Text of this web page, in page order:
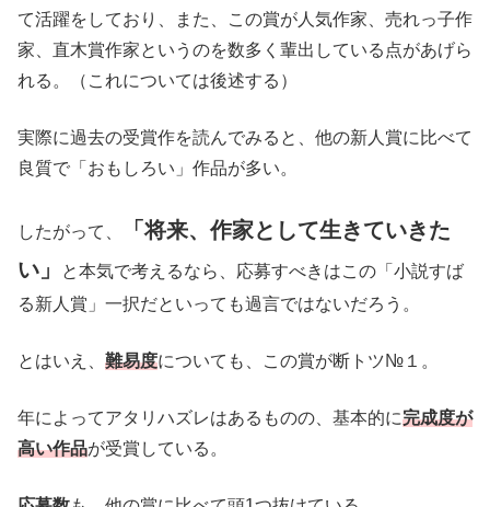
て活躍をしており、また、この賞が人気作家、売れっ子作
家、直木賞作家というのを数多く輩出している点があげら
れる。（これについては後述する）
実際に過去の受賞作を読んでみると、他の新人賞に比べて
良質で「おもしろい」作品が多い。
したがって、
「将来、作家として生きていきた
い」
と本気で考えるなら、応募すべきはこの「小説すば
る新人賞」一択だといっても過言ではないだろう。
とはいえ、 難易度についても、この賞が断トツ№１。
年によってアタリハズレはあるものの、基本的に完成度が
高い作品が受賞している。